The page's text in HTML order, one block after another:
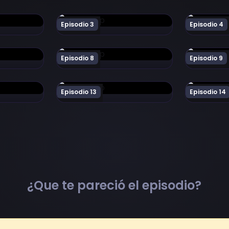
Episodio 2 Episodio 3
Ver Fate/Apocrypha Episodio 3 Episodio 4
Ver Fate/
Episodio 7 Episodio 8
Ver Fate/Apocrypha Episodio 8 Episodio 9
Ver Fate/
Episodio 12 Episodio 13
Ver Fate/Apocrypha Episodio 13 Episodio 14
Ver Fate/
¿Que te pareció el episodio?